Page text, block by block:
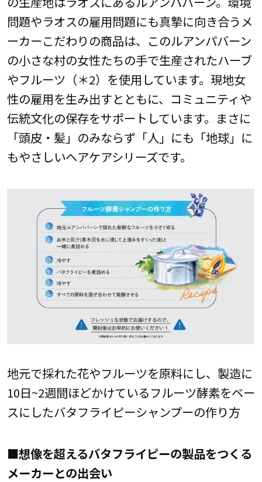
問題やラオスの雇用問題にも真摯に向き合うメ
ーカーこだわりの商品は、このルアンパバーン
の小さな村の女性たちの手で生産されたハーブ
やフルーツ（＊2）を使用しています。現地女
性の雇用を生み出すとともに、コミュニティや
伝統文化の保存をサポートしています。まさに
「頭皮・髪」のみならず「人」にも「地球」に
もやさしいヘアケアシリーズです。
地元で採れた花やフルーツを原料にし、製造に
10日~2週間ほどかけているフルーツ酵素をベー
スにしたバタフライピーシャンプーの作り方
■想像を超えるバタフライピーの製品をつくる
メーカーとの出会い